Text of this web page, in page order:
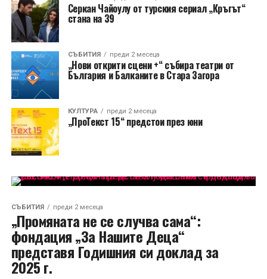
Серкан Чайоулу от турския сериал „Кръгът“
стана на 39
СЪБИТИЯ преди 2 месеца
„Нови открити сцени +“ събира театри от
България и Балканите в Стара Загорa
КУЛТУРА преди 2 месеца
„ПроТекст 15“ предстои през юни
СЪБИТИЯ преди 2 месеца
„Промяната не се случва сама“:
фондация „За Нашите Деца“
представя Годишния си доклад за
2025 г.